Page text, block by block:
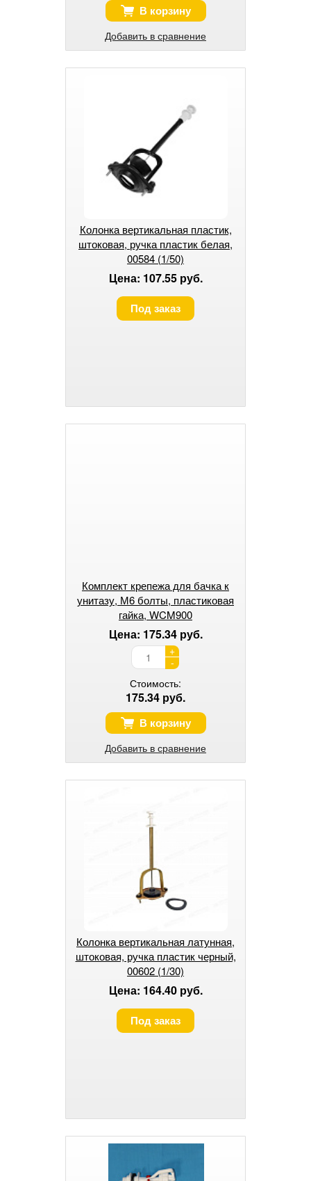
В корзину
Добавить в сравнение
Колонка вертикальная пластик,
штоковая, ручка пластик белая,
00584 (1/50)
Цена: 107.55 руб.
Под заказ
Комплект крепежа для бачка к
унитазу, М6 болты, пластиковая
гайка, WCM900
Цена: 175.34 руб.
+
-
Стоимость:
175.34 руб.
В корзину
Добавить в сравнение
Колонка вертикальная латунная,
штоковая, ручка пластик черный,
00602 (1/30)
Цена: 164.40 руб.
Под заказ